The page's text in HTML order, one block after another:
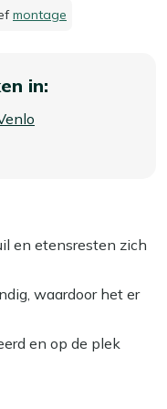
montage
in:
en etensresten zich
waardoor het er
en op de plek